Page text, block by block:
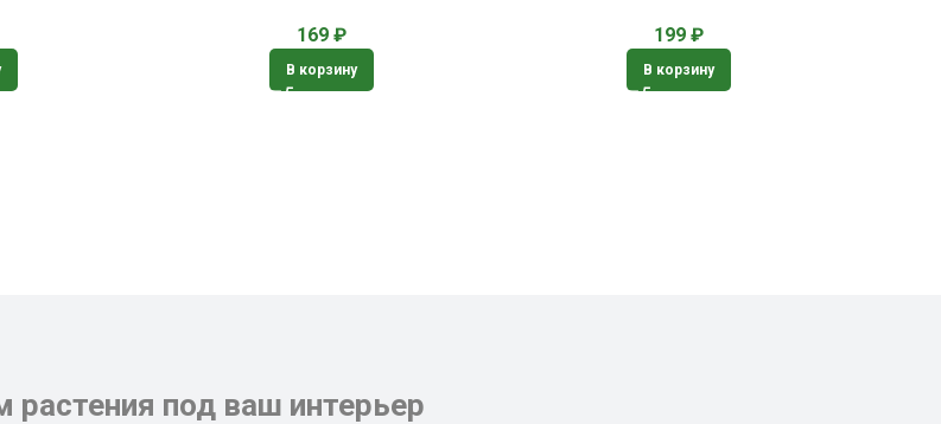
169₽
В корзину
199 ₽
В корзину
растения под ваш интерьер